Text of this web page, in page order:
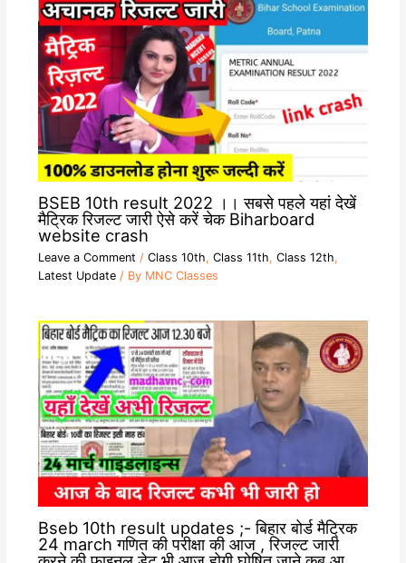
BSEB 10th result 2022 ।। सबसे पहले यहां देखें
मैट्रिक रिजल्ट जारी ऐसे करें चेक Biharboard
website crash
Leave a Comment / Class 10th, Class 11th, Class 12th,
Latest Update/ By MNC Classes
Bseb 10th result updates ;- बिहार बोर्ड मैट्रिक
24 march गणित की परीक्षा की आज , रिजल्ट जारी